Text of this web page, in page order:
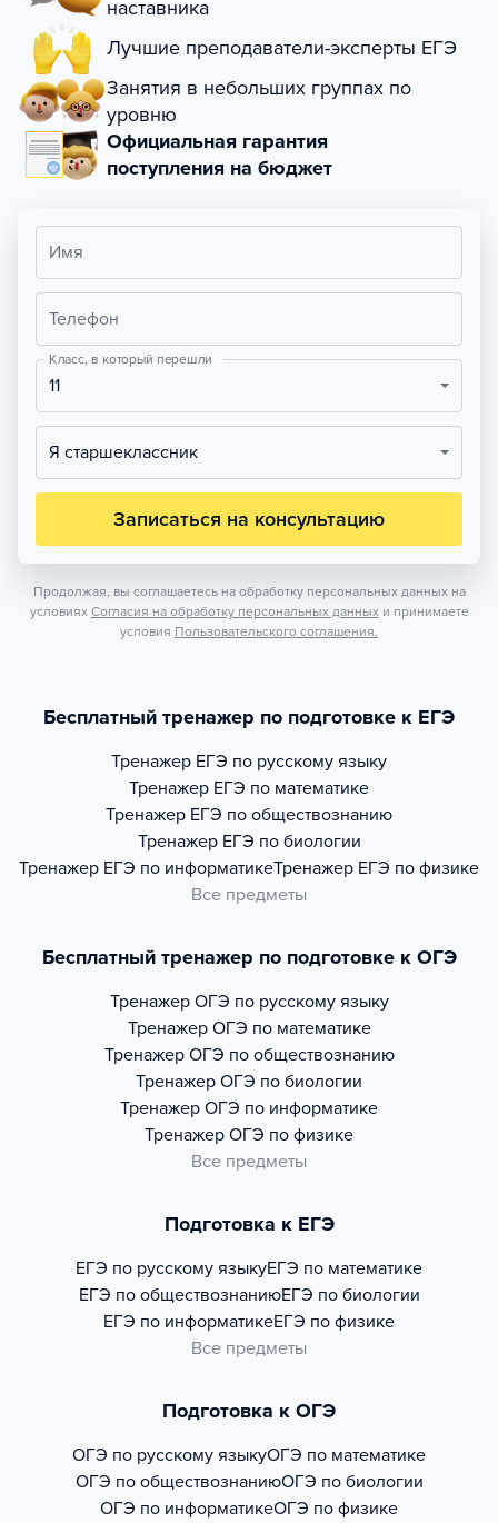
наставника
Лучшие преподаватели-эксперты ЕГЭ
Занятия в небольших группах по
уровню
Официальная гарантия
поступления на бюджет
Имя
Телефон
Класс, в который перешли
11
Я старшеклассник
Записаться на консультацию
Продолжая, вы соглашаетесь на обработку персональных данных на
условиях Согласия на обработку персональных данных и принимаете
условия Пользовательского соглашения.
Бесплатный тренажер по подготовке к ЕГЭ
Тренажер ЕГЭ по русскому языку
Тренажер ЕГЭ по математике
Тренажер ЕГЭ по обществознанию
Тренажер ЕГЭ по биологии
Тренажер ЕГЭ по информатикеТренажер ЕГЭ по физике
Все предметы
Бесплатный тренажер по подготовке к ОГЭ
Тренажер ОГЭ по русскому языку
Тренажер ОГЭ по математике
Тренажер ОГЭ по обществознанию
Тренажер ОГЭ по биологии
Тренажер ОГЭ по информатике
Тренажер ОГЭ по физике
Все предметы
Подготовка к ЕГЭ
ЕГЭ по русскому языкуЕГЭ по математике
ЕГЭ по обществознаниюЕГЭ по биологии
ЕГЭ по информатикеЕГЭ по физике
Все предметы
Подготовка к ОГЭ
ОГЭ по русскому языкуОГЭ по математике
ОГЭ по обществознаниюОГЭ по биологии
ОГЭ по информатикеОГЭ по физике